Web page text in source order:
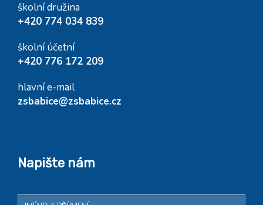
školní družina
+420 774 034 839
školní účetní
+420 776 172 209
hlavní e-mail
zsbabice@zsbabice.cz
Napište nám